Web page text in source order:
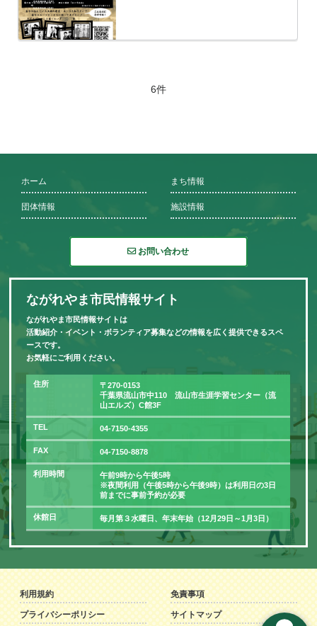
6件
ホーム まち情報
団体情報 施設情報
お問い合わせ
ながれやま市民情報サイト
ながれやま市民情報サイトは
活動紹介・イベント・ボランティア募集などの情報を広く提供できるスペ
ースです。
お気軽にご利用ください。
住所
〒270-0153
千葉県流山市中110 流山市生涯学習センター（流
山エルズ）C館3F
TEL 04-7150-4355
FAX 04-7150-8878
利用時間
午前9時から午後5時
※夜間利用（午後5時から午後9時）は利用日の3日
前までに事前予約が必要
休館日 毎月第３水曜日、年末年始（12月29日～1月3日）
利用規約 免責事項
プライバシーポリシー サイトマップ